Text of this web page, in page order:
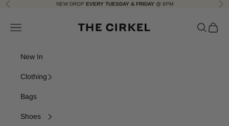
Skip to content
Previous NEW DROP EVERY TUESDAY & FRIDAY @ 6PM
Navigation menu Search
Cart
New In
Clothing
Bags
Shoes